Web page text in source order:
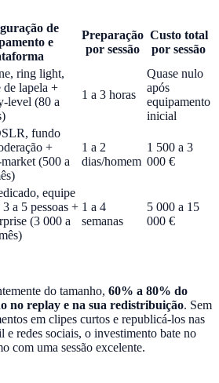
de
e
Preparação
por sessão
Custo total
por sessão
ring light,
lapela +
level (80 a
1 a 3 horas
Quase nulo
após
equipamento
inicial
fundo
+
(500 a
1 a 2
dias/homem
1 500 a 3
000 €
equipe
a 5 pessoas +
(3 000 a
1 a 4
semanas
5 000 a 15
000 €
do tamanho, 60% a 80% do
no replay e na sua redistribuição. Sem
em clipes curtos e republicá-los nas
e redes sociais, o investimento bate no
com uma sessão excelente.